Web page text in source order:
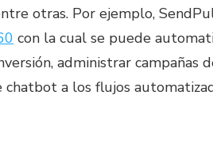
otras. Por ejemplo,
con la cual se puede
administrar campañas
a los flujos